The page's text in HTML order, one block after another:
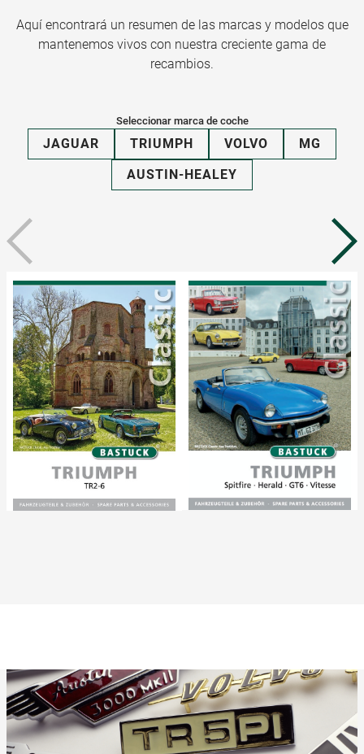
Aquí encontrará un resumen de las marcas y modelos que
mantenemos vivos con nuestra creciente gama de
recambios.
Seleccionar marca de coche
JAGUAR TRIUMPH VOLVO
MG
AUSTIN-HEALEY